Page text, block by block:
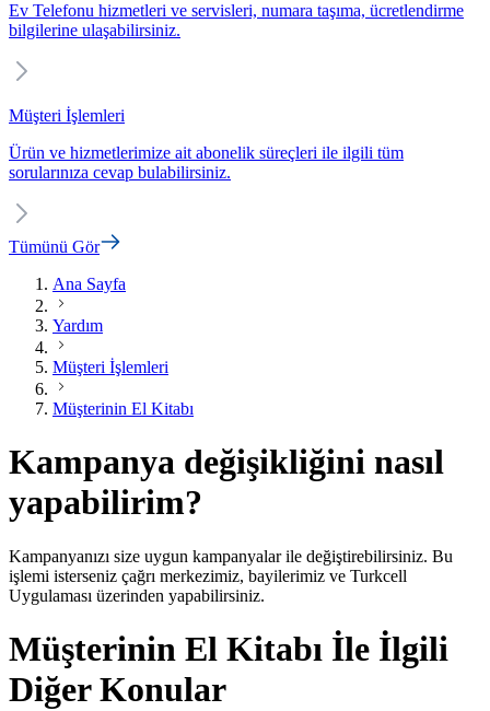
Ev Telefonu hizmetleri ve servisleri, numara taşıma, ücretlendirme
bilgilerine ulaşabilirsiniz.
Müşteri İşlemleri
Ürün ve hizmetlerimize ait abonelik süreçleri ile ilgili tüm
sorularınıza cevap bulabilirsiniz.
Tümünü Gör
Ana Sayfa
Yardım
Müşteri İşlemleri
Müşterinin El Kitabı
Kampanya değişikliğini nasıl
yapabilirim?
Kampanyanızı size uygun kampanyalar ile değiştirebilirsiniz. Bu
işlemi isterseniz çağrı merkezimiz, bayilerimiz ve Turkcell
Uygulaması üzerinden yapabilirsiniz.​
Müşterinin El Kitabı İle İlgili
Diğer Konular